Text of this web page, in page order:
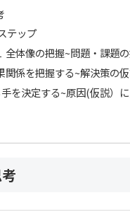
テップ
全体像の把握~問題・課題
関係を把握する~解決策の
を決定する~原因(仮説）